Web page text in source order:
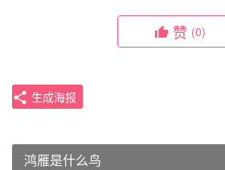
赞 (0)
生成海报
鸿雁是什么鸟